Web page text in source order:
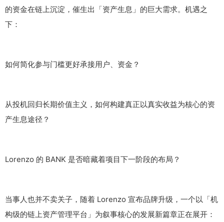
的资金在链上沉淀，催生出「资产生息」的巨大需求。机遇之
下：
如何简化参与门槛更好承接用户、资金？
从投机回归长期价值主义，如何构建真正以真实收益为核心的资
产生息途径？
Lorenzo 的 BANK 是否暗藏着项目下一阶段的布局？
当事人也并不卖关子，随着 Lorenzo 宣布品牌升级，一个以「机
构级的链上资产管理平台」为叙事核心的发展新篇章正在展开：